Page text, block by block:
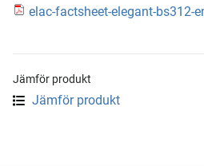
elac-factsheet-elegant-bs312-
Jämför produkt
Jämför produkt